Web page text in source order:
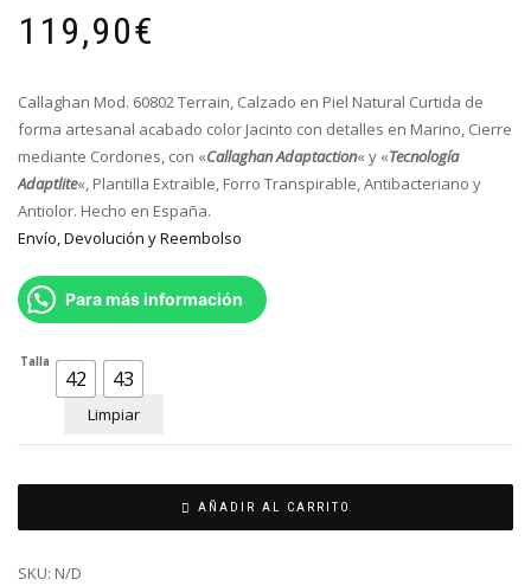
119,90€
Callaghan Mod. 60802 Terrain, Calzado en Piel Natural Curtida de
forma artesanal acabado color Jacinto con detalles en Marino, Cierre
mediante Cordones, con «Callaghan Adaptaction« y «Tecnología
Adaptlite«, Plantilla Extraible, Forro Transpirable, Antibacteriano y
Antiolor. Hecho en España.
Envío, Devolución y Reembolso
Para más información
Talla
42 43
Limpiar
AÑADIR AL CARRITO
SKU: N/D